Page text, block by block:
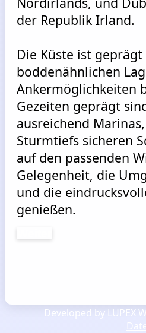
der Republik Irland.
Die Küste ist
boddenähnlichen
Ankermöglichkeiten
Gezeiten geprägt
ausreichend
Sturmtiefs sicheren
auf den passenden
Gelegenheit, die
und die
genießen.
Developed by LUPEX